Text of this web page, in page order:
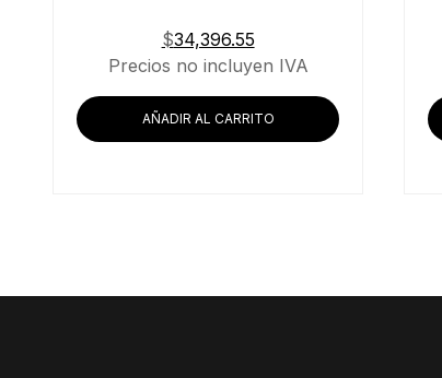
$34,396.55
Precios no incluyen IVA
AÑADIR AL CARRITO